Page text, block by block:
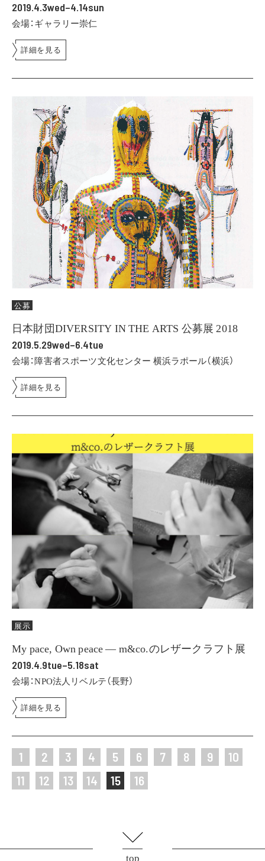
2019.4.3wed–4.14sun
会場：ギャラリー崇仁
詳細を見る
公募
日本財団DIVERSITY IN THE ARTS 公募展 2018
2019.5.29wed–6.4tue
会場：障害者スポーツ文化センター 横浜ラポール（横浜）
詳細を見る
展示
My pace, Own peace ― m&co.のレザークラフト展
2019.4.9tue–5.18sat
会場：NPO法人リベルテ（長野）
詳細を見る
1 2 3 4 5 6 7 8 9
10
11
12 13 14 15 16
top